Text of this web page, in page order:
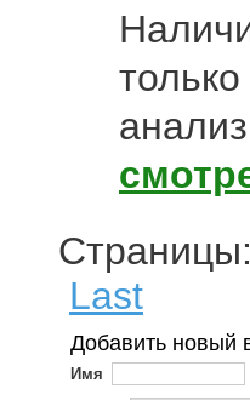
Last
Добавить новый
Имя